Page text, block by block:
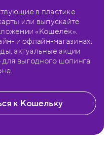
в пластике
или выпускайте
«Кошелёк».
и офлайн-магазинах.
актуальные акции
выгодного шопинга
к Кошельку